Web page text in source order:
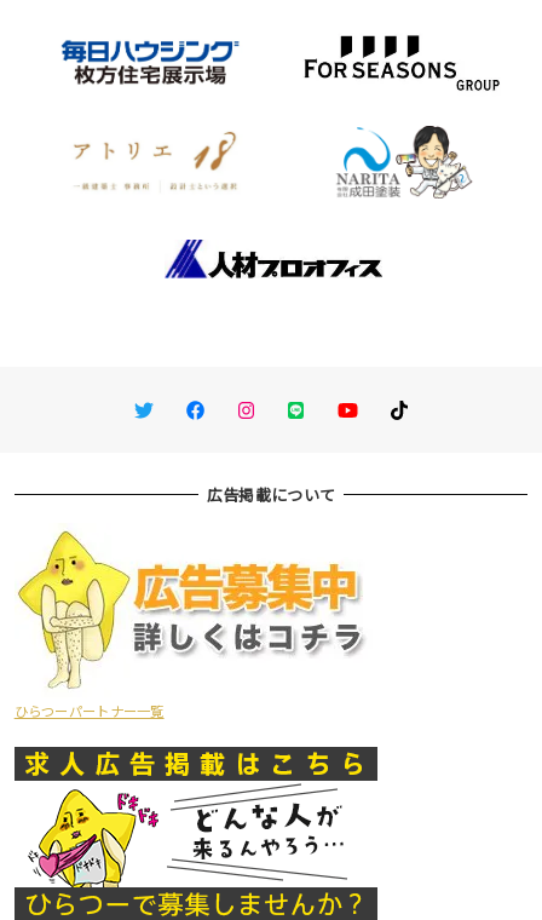
TwitterFacebookInstagram
LINE You TubeTikTok
広告掲載について
ひらつーパートナー一覧